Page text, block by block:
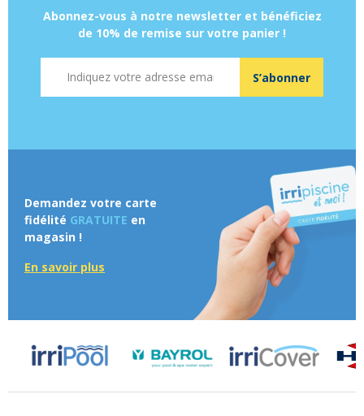
Abonnez-vous à notre newsletter et bénéficiez
de 10% de remise sur votre panier !
S’abonner
Demandez votre carte
fidélité GRATUITE en
magasin !
En savoir plus